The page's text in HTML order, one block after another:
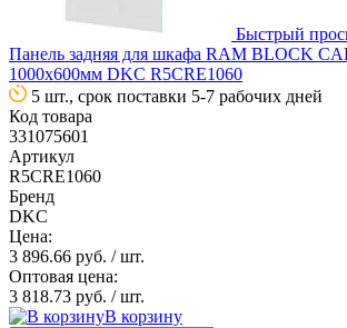
Быстрый
Панель задняя для шкафа RAM BLOCK
1000х600мм DKC R5CRE1060
5 шт., срок поставки 5-7 рабочих дней
Код товара
331075601
Артикул
R5CRE1060
Бренд
DKC
Цена:
3 896.66 руб. / шт.
Оптовая цена:
3 818.73 руб. / шт.
В корзину